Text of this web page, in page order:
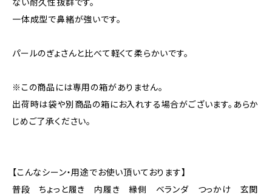
ない耐久性抜群です。
一体成型で鼻緒が強いです。
パールのぎょさんと比べて軽くて柔らかいです。
※この商品には専用の箱がありません。
出荷時は袋や別商品の箱にお入れする場合がございます。あらか
じめご了承ください。
【こんなシーン・用途でお使い頂いております】
普段 ちょっと履き 内履き 縁側 ベランダ つっかけ 玄関